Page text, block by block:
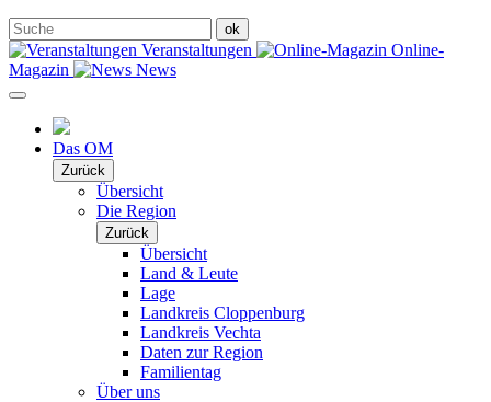
Veranstaltungen
Online-
Magazin
News
Das OM
Zurück
Übersicht
Die Region
Zurück
Übersicht
Land & Leute
Lage
Landkreis Cloppenburg
Landkreis Vechta
Daten zur Region
Familientag
Über uns